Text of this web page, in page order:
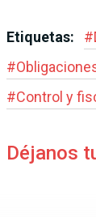
Etiquetas: #
#
#Control y
Déjanos